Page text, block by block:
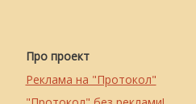
Про проект
Реклама на "Протокол"